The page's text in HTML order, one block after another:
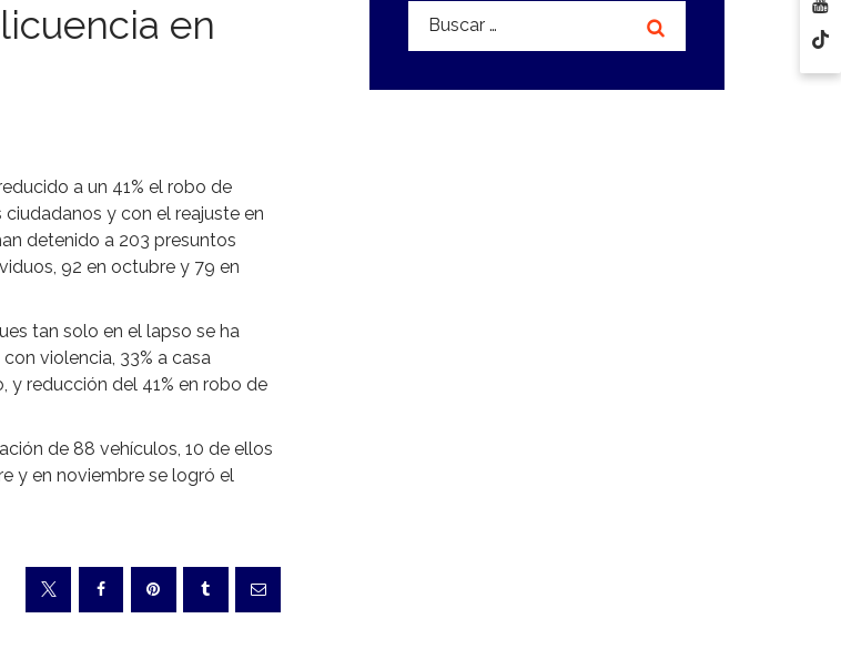
en
a un 41% el robo de
y con el reajuste en
detenido a 203 presuntos
92 en octubre y 79 en
tan solo en el lapso se ha
violencia, 33% a casa
y reducción del 41% en robo de
de 88 vehículos, 10 de ellos
y en noviembre se logró el
Buscar: